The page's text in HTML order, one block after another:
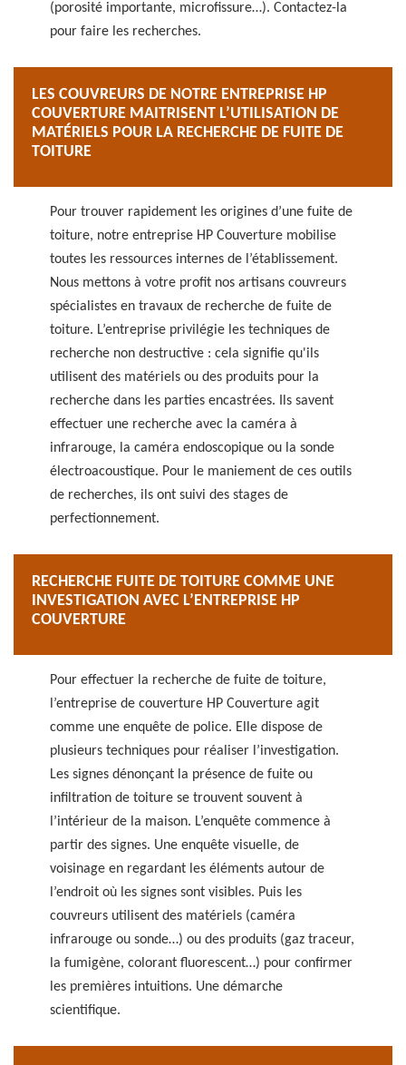
(porosité importante, microfissure…). Contactez-la
pour faire les recherches.
LES COUVREURS DE NOTRE ENTREPRISE HP
COUVERTURE MAITRISENT L’UTILISATION DE
MATÉRIELS POUR LA RECHERCHE DE FUITE DE
TOITURE
Pour trouver rapidement les origines d’une fuite de
toiture, notre entreprise HP Couverture mobilise
toutes les ressources internes de l’établissement.
Nous mettons à votre profit nos artisans couvreurs
spécialistes en travaux de recherche de fuite de
toiture. L’entreprise privilégie les techniques de
recherche non destructive : cela signifie qu'ils
utilisent des matériels ou des produits pour la
recherche dans les parties encastrées. Ils savent
effectuer une recherche avec la caméra à
infrarouge, la caméra endoscopique ou la sonde
électroacoustique. Pour le maniement de ces outils
de recherches, ils ont suivi des stages de
perfectionnement.
RECHERCHE FUITE DE TOITURE COMME UNE
INVESTIGATION AVEC L’ENTREPRISE HP
COUVERTURE
Pour effectuer la recherche de fuite de toiture,
l’entreprise de couverture HP Couverture agit
comme une enquête de police. Elle dispose de
plusieurs techniques pour réaliser l’investigation.
Les signes dénonçant la présence de fuite ou
infiltration de toiture se trouvent souvent à
l’intérieur de la maison. L’enquête commence à
partir des signes. Une enquête visuelle, de
voisinage en regardant les éléments autour de
l’endroit où les signes sont visibles. Puis les
couvreurs utilisent des matériels (caméra
infrarouge ou sonde…) ou des produits (gaz traceur,
la fumigène, colorant fluorescent…) pour confirmer
les premières intuitions. Une démarche
scientifique.